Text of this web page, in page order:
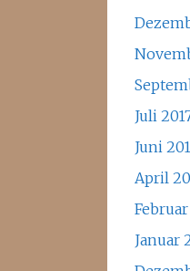
Juli
Juni
April
Januar